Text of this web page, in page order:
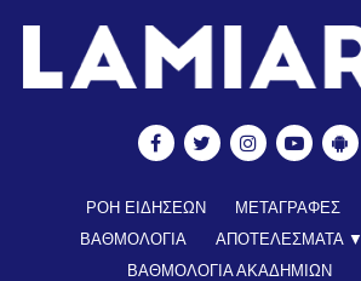
ΡΟΗ ΕΙΔΗΣΕΩΝ ΜΕΤΑΓΡΑΦΕΣ
ΒΑΘΜΟΛΟΓΙΑ
ΑΠΟΤΕΛΕΣΜΑΤΑ ▼
ΒΑΘΜΟΛΟΓΙΑ ΑΚΑΔΗΜΙΩΝ